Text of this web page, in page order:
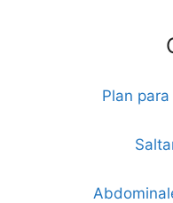
Plan